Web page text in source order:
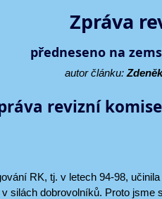
Zpráva
předneseno na
autor článku:
revizní komise
RK, tj. v letech 94-98,
silách dobrovolníků. Proto jsme